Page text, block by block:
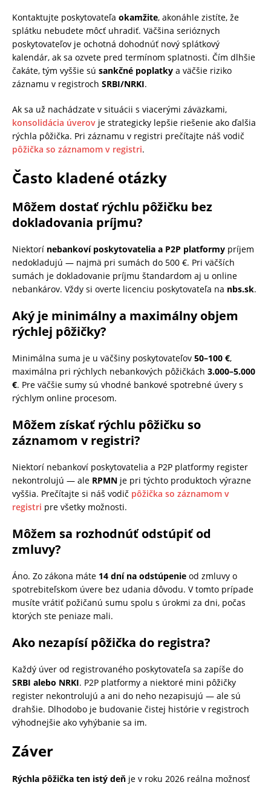
Kontaktujte poskytovateľa okamžite, akonáhle zistíte, že
splátku nebudete môcť uhradiť. Väčšina serióznych
poskytovateľov je ochotná dohodnúť nový splátkový
kalendár, ak sa ozvete pred termínom splatnosti. Čím dlhšie
čakáte, tým vyššie sú sankčné poplatky a väčšie riziko
záznamu v registroch SRBI/NRKI.
Ak sa už nachádzate v situácii s viacerými záväzkami,
konsolidácia úverov je strategicky lepšie riešenie ako ďalšia
rýchla pôžička. Pri záznamu v registri prečítajte náš vodič
pôžička so záznamom v registri.
Často kladené otázky
Môžem dostať rýchlu pôžičku bez
dokladovania príjmu?
Niektorí nebankoví poskytovatelia a P2P platformy príjem
nedokladujú — najmä pri sumách do 500 €. Pri väčších
sumách je dokladovanie príjmu štandardom aj u online
nebankárov. Vždy si overte licenciu poskytovateľa na nbs.sk.
Aký je minimálny a maximálny objem
rýchlej pôžičky?
Minimálna suma je u väčšiny poskytovateľov 50–100 €,
maximálna pri rýchlych nebankových pôžičkách 3.000–5.000
€. Pre väčšie sumy sú vhodné bankové spotrebné úvery s
rýchlym online procesom.
Môžem získať rýchlu pôžičku so
záznamom v registri?
Niektorí nebankoví poskytovatelia a P2P platformy register
nekontrolujú — ale RPMN je pri týchto produktoch výrazne
vyššia. Prečítajte si náš vodič pôžička so záznamom v
registri pre všetky možnosti.
Môžem sa rozhodnúť odstúpiť od
zmluvy?
Áno. Zo zákona máte 14 dní na odstúpenie od zmluvy o
spotrebiteľskom úvere bez udania dôvodu. V tomto prípade
musíte vrátiť požičanú sumu spolu s úrokmi za dni, počas
ktorých ste peniaze mali.
Ako nezapísí pôžička do registra?
Každý úver od registrovaného poskytovateľa sa zapíše do
SRBI alebo NRKI. P2P platformy a niektoré mini pôžičky
register nekontrolujú a ani do neho nezapisujú — ale sú
drahšie. Dlhodobo je budovanie čistej histórie v registroch
výhodnejšie ako vyhýbanie sa im.
Záver
Rýchla pôžička ten istý deň je v roku 2026 reálna možnosť